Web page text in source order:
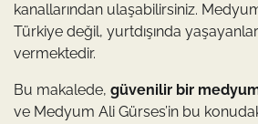
kanallarından ulaşabilirsiniz.
Türkiye değil, yurtdışında
vermektedir.
Bu makalede, güvenilir bir
ve Medyum Ali Gürses’in bu